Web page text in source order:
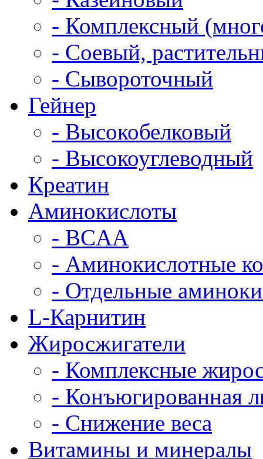
- Комплексный
- Соевый,
- Сывороточный
Гейнер
- Высокобелковый
- Высокоуглеводный
Креатин
Аминокислоты
- BCAA
- Аминокислотные
- Отдельные
L-Карнитин
Жиросжигатели
- Комплексные
- Конъюгированная
- Снижение веса
Витамины и минералы